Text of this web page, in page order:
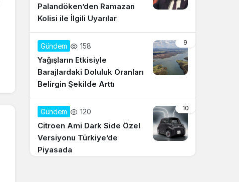
Palandöken’den Ramazan
Kolisi ile İlgili Uyarılar
9
Gündem 158
Yağışların Etkisiyle
Barajlardaki Doluluk Oranları
Belirgin Şekilde Arttı
10
Gündem 120
Citroen Ami Dark Side Özel
Versiyonu Türkiye’de
Piyasada